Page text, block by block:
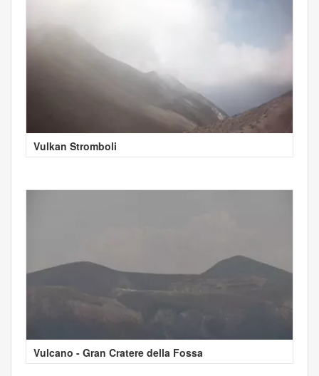
Vulkan Stromboli
Vulcano - Gran Cratere della Fossa